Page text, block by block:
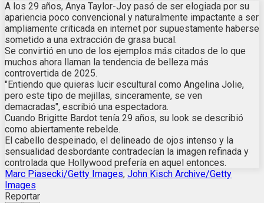
A los 29 años, Anya Taylor-Joy pasó de ser elogiada por su
apariencia poco convencional y naturalmente impactante a ser
ampliamente criticada en internet por supuestamente haberse
sometido a una extracción de grasa bucal.
Se convirtió en uno de los ejemplos más citados de lo que
muchos ahora llaman la tendencia de belleza más
controvertida de 2025.
"Entiendo que quieras lucir escultural como Angelina Jolie,
pero este tipo de mejillas, sinceramente, se ven
demacradas", escribió una espectadora.
Cuando Brigitte Bardot tenía 29 años, su look se describió
como abiertamente rebelde.
El cabello despeinado, el delineado de ojos intenso y la
sensualidad desbordante contradecían la imagen refinada y
controlada que Hollywood prefería en aquel entonces.
Marc Piasecki/Getty Images, John Kisch Archive/Getty
Images
Reportar